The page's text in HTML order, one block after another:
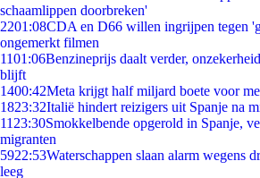
schaamlippen doorbreken'
2201:08CDA en D66 willen ingrijpen tegen
ongemerkt filmen
1101:06Benzineprijs daalt verder,
blijft
1400:42Meta krijgt half miljard boete voor
1823:32Italië hindert reizigers uit Spanje na
11 23:30Smokkelbende opgerold in Spanje,
migranten
5922:53Waterschappen slaan alarm wegens
leeg